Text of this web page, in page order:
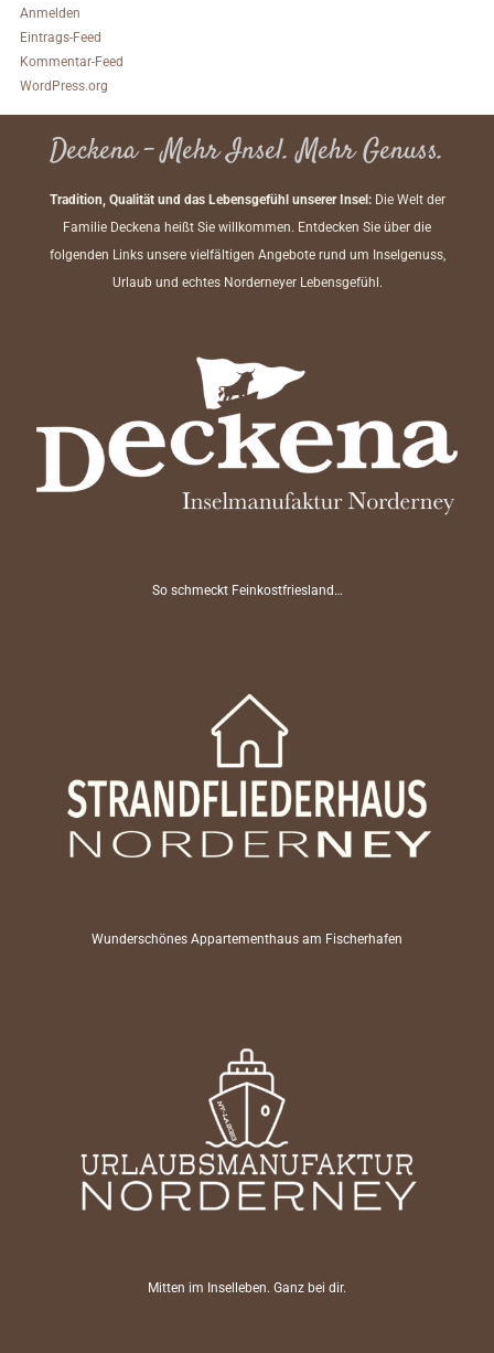
Anmelden
Eintrags-Feed
Kommentar-Feed
WordPress.org
Deckena – Mehr Insel. Mehr Genuss.
Tradition, Qualität und das Lebensgefühl unserer Insel:Die Welt der
Familie Deckena heißt Sie willkommen. Entdecken Sie über die
folgenden Links unsere vielfältigen Angebote rund um Inselgenuss,
Urlaub und echtes Norderneyer Lebensgefühl.
So schmeckt Feinkostfriesland…
Wunderschönes Appartementhaus am Fischerhafen
Mitten im Inselleben. Ganz bei dir.